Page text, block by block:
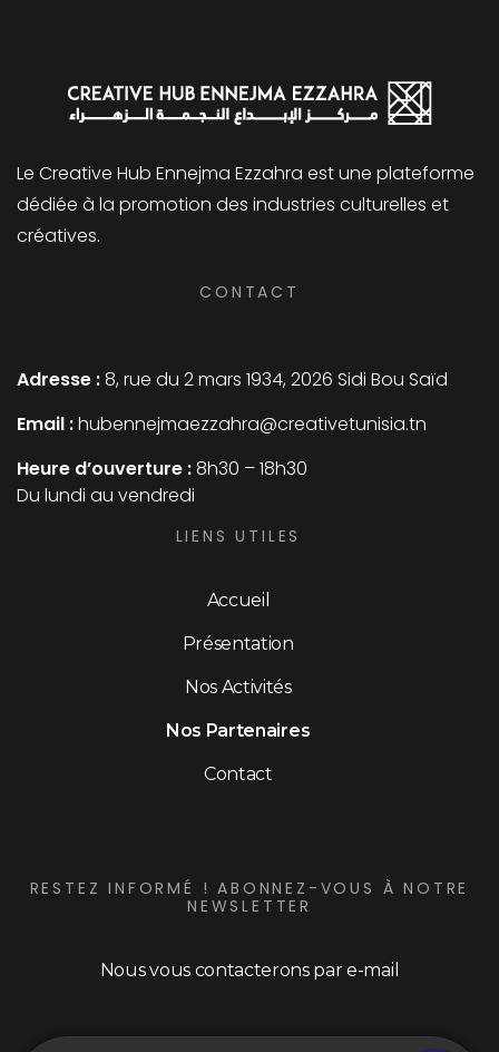
Le Creative Hub Ennejma Ezzahra est une plateforme
dédiée à la promotion des industries culturelles et
créatives.
CONTACT
Adresse :8, rue du 2 mars 1934, 2026 Sidi Bou Saïd
Email :hubennejmaezzahra@creativetunisia.tn
Heure d’ouverture :8h30 – 18h30
Du lundi au vendredi
LIENS UTILES
Accueil
Présentation
Nos Activités
Nos Partenaires
Contact
RESTEZ INFORMÉ ! ABONNEZ-VOUS À NOTRE
NEWSLETTER
Nous vous contacterons par e-mail